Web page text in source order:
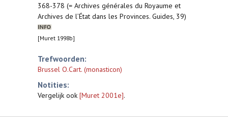
368-378 (= Archives générales du Royaume et
Archives de l’État dans les Provinces. Guides, 39)
[Muret 1998b]
Trefwoorden:
Brussel O.Cart. (monasticon)
Notities:
Vergelijk ook [Muret 2001e].